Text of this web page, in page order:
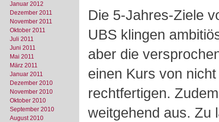
Januar 2012
Dezember 2011
November 2011
Oktober 2011
Juli 2011
Juni 2011
Mai 2011
März 2011
Januar 2011
Dezember 2010
November 2010
Oktober 2010
September 2010
August 2010
Die 5-Jahres-Ziele
UBS klingen
aber die
einen Kurs von
rechtfertigen.
weitgehend aus. Zu